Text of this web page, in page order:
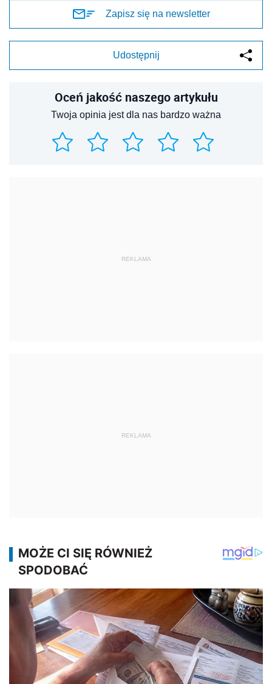
Zapisz się na newsletter
Udostępnij
Oceń jakość naszego artykułu
Twoja opinia jest dla nas bardzo ważna
REKLAMA
REKLAMA